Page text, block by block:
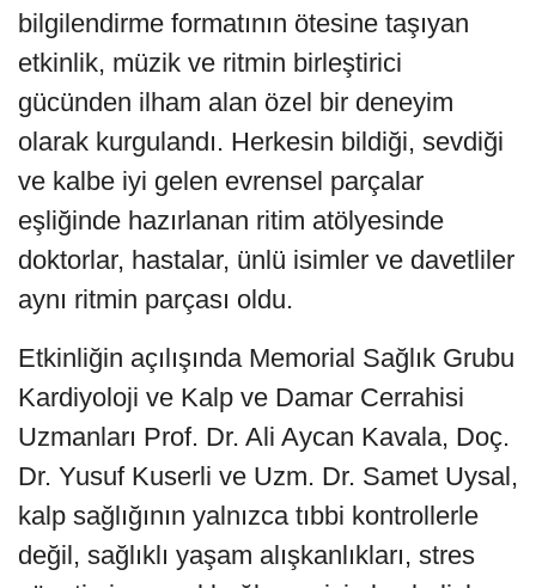
bilgilendirme formatının ötesine taşıyan
etkinlik, müzik ve ritmin birleştirici
gücünden ilham alan özel bir deneyim
olarak kurgulandı. Herkesin bildiği, sevdiği
ve kalbe iyi gelen evrensel parçalar
eşliğinde hazırlanan ritim atölyesinde
doktorlar, hastalar, ünlü isimler ve davetliler
aynı ritmin parçası oldu.
Etkinliğin açılışında Memorial Sağlık Grubu
Kardiyoloji ve Kalp ve Damar Cerrahisi
Uzmanları Prof. Dr. Ali Aycan Kavala, Doç.
Dr. Yusuf Kuserli ve Uzm. Dr. Samet Uysal,
kalp sağlığının yalnızca tıbbi kontrollerle
değil, sağlıklı yaşam alışkanlıkları, stres